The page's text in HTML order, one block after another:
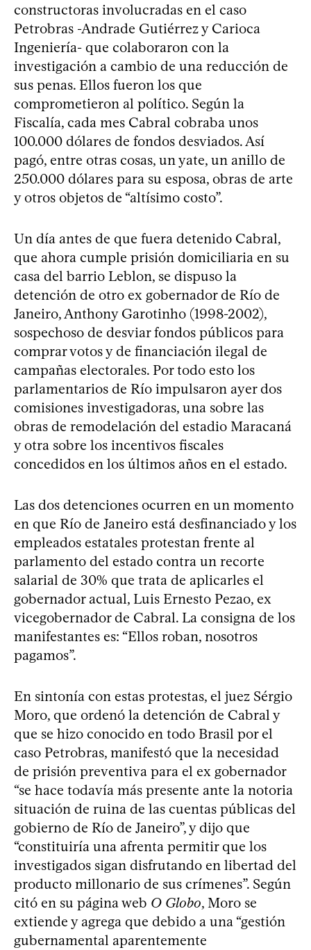
constructoras involucradas en el caso
Petrobras -Andrade Gutiérrez y Carioca
Ingeniería- que colaboraron con la
investigación a cambio de una reducción de
sus penas. Ellos fueron los que
comprometieron al político. Según la
Fiscalía, cada mes Cabral cobraba unos
100.000 dólares de fondos desviados. Así
pagó, entre otras cosas, un yate, un anillo de
250.000 dólares para su esposa, obras de arte
y otros objetos de “altísimo costo”.
Un día antes de que fuera detenido Cabral,
que ahora cumple prisión domiciliaria en su
casa del barrio Leblon, se dispuso la
detención de otro ex gobernador de Río de
Janeiro, Anthony Garotinho (1998-2002),
sospechoso de desviar fondos públicos para
comprar votos y de financiación ilegal de
campañas electorales. Por todo esto los
parlamentarios de Río impulsaron ayer dos
comisiones investigadoras, una sobre las
obras de remodelación del estadio Maracaná
y otra sobre los incentivos fiscales
concedidos en los últimos años en el estado.
Las dos detenciones ocurren en un momento
en que Río de Janeiro está desfinanciado y los
empleados estatales protestan frente al
parlamento del estado contra un recorte
salarial de 30% que trata de aplicarles el
gobernador actual, Luis Ernesto Pezao, ex
vicegobernador de Cabral. La consigna de los
manifestantes es: “Ellos roban, nosotros
pagamos”.
En sintonía con estas protestas, el juez Sérgio
Moro, que ordenó la detención de Cabral y
que se hizo conocido en todo Brasil por el
caso Petrobras, manifestó que la necesidad
de prisión preventiva para el ex gobernador
“se hace todavía más presente ante la notoria
situación de ruina de las cuentas públicas del
gobierno de Río de Janeiro”, y dijo que
“constituiría una afrenta permitir que los
investigados sigan disfrutando en libertad del
producto millonario de sus crímenes”. Según
citó en su página web O Globo, Moro se
extiende y agrega que debido a una “gestión
gubernamental aparentemente